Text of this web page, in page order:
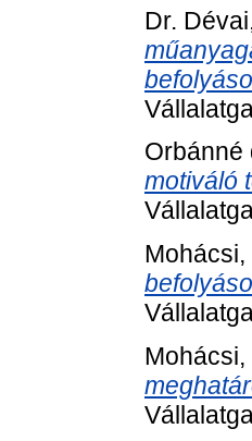
Dr.
Orbánné
motiváló
Mohácsi,
Mohácsi,